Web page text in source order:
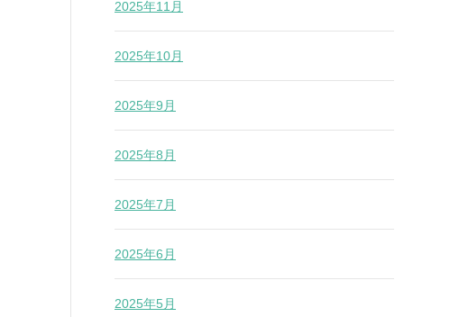
2025年11月
2025年10月
2025年9月
2025年8月
2025年7月
2025年6月
2025年5月